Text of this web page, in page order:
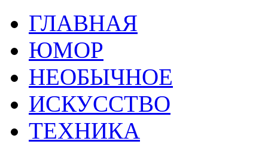
ГЛАВНАЯ
ЮМОР
НЕОБЫЧНОЕ
ИСКУССТВО
ТЕХНИКА